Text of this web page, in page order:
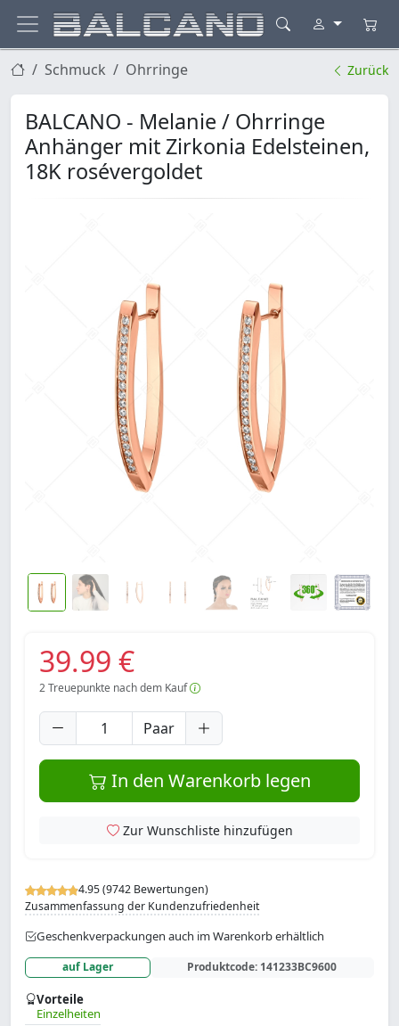
Schmuck Ohrringe Zurück
BALCANO - Melanie / Ohrringe
Anhänger mit Zirkonia Edelsteinen,
18K rosévergoldet
4.95 (9742 Bewertungen)
Zusammenfassung der Kundenzufriedenheit
Geschenkverpackungen auch im Warenkorb erhältlich
auf Lager Produktcode: 141233BC9600
Vorteile
Einzelheiten
39.99 €
2Treuepunkte nach dem Kauf
Paar
In den Warenkorb legen
Zur Wunschliste hinzufügen